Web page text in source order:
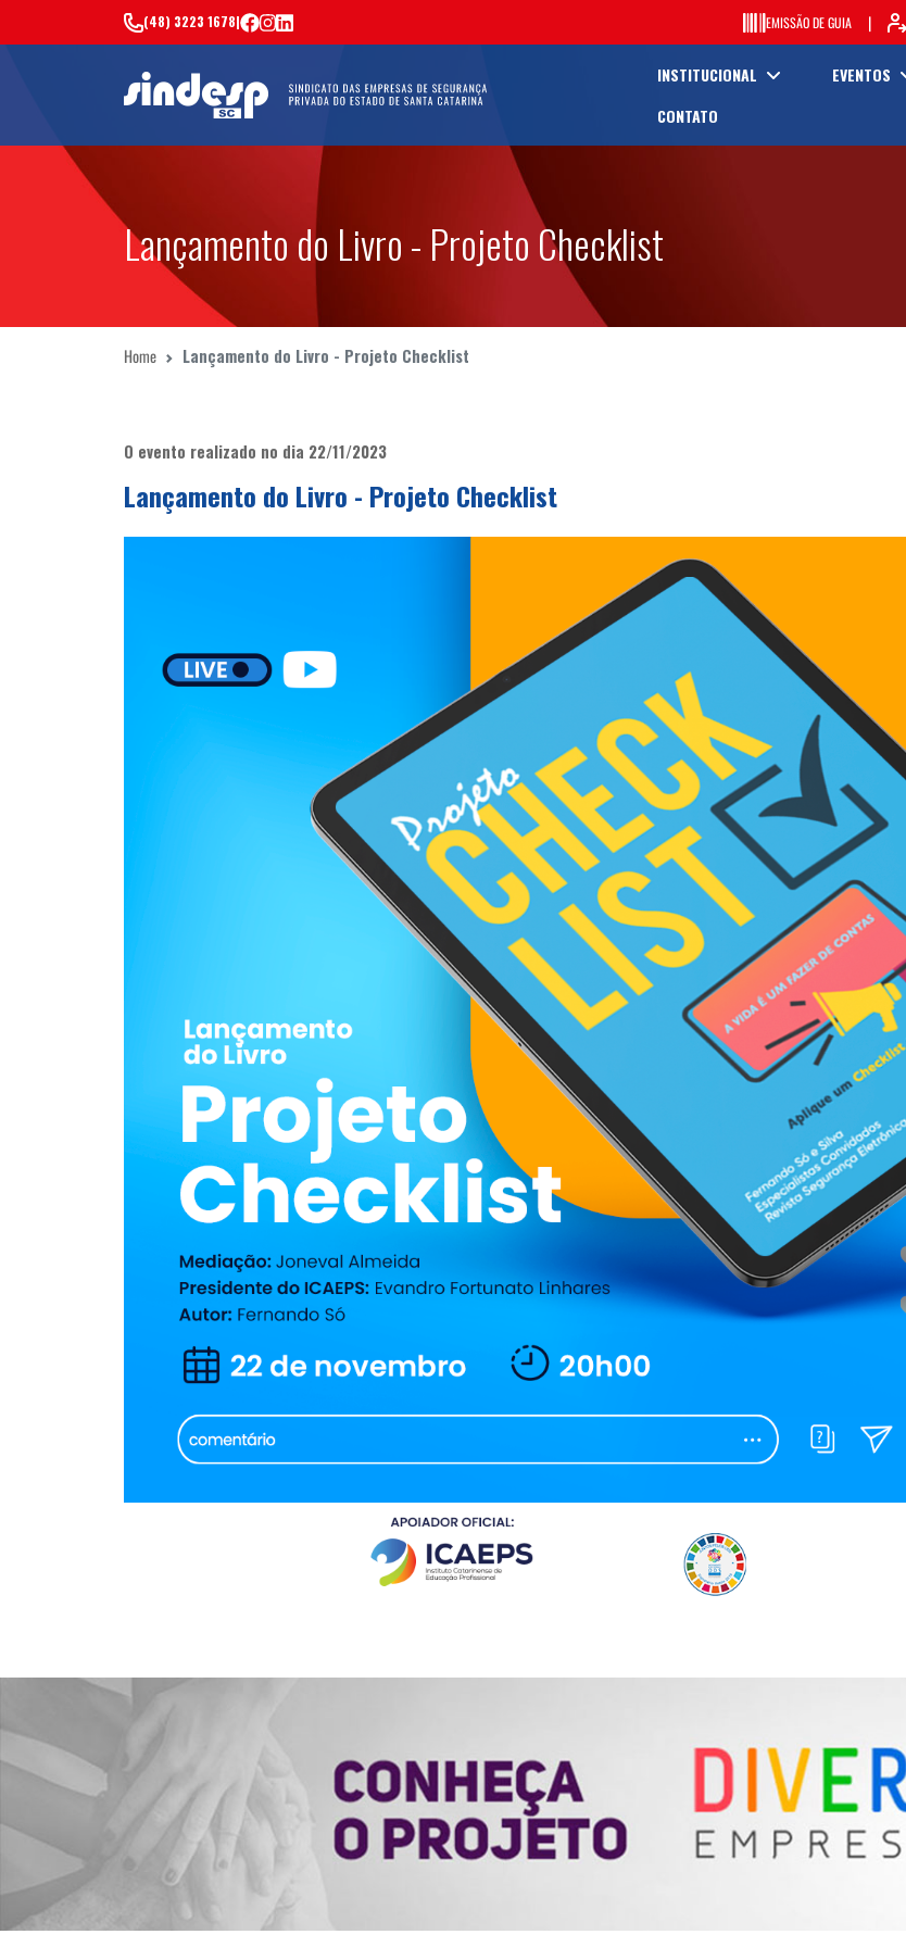
(48) 3223 1678| EMISSÃO DE GUIA |
INSTITUCIONAL EVENTOS
CONTATO
Lançamento do Livro - Projeto Checklist
Home Lançamento do Livro - Projeto Checklist
O evento realizado no dia 22/11/2023
Lançamento do Livro - Projeto Checklist